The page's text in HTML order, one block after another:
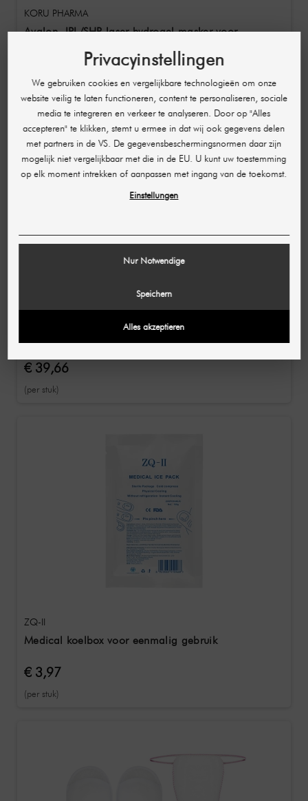
KORU PHARMA
Avalon, IPL/SHR laser hydrogel masker voor
€ 8,13
(per stuk)
€ 39,66
(per stuk)
ZQ-II
Medical koelbox voor eenmalig gebruik
€ 3,97
(per stuk)
Privacyinstellingen
We gebruiken cookies en vergelijkbare technologieën om onze
website veilig te laten functioneren, content te personaliseren, sociale
media te integreren en verkeer te analyseren. Door op "Alles
accepteren" te klikken, stemt u ermee in dat wij ook gegevens delen
met partners in de VS. De gegevensbeschermingsnormen daar zijn
mogelijk niet vergelijkbaar met die in de EU. U kunt uw toestemming
op elk moment intrekken of aanpassen met ingang van de toekomst.
Einstellungen
Nur Notwendige
Speichern
Alles akzeptieren